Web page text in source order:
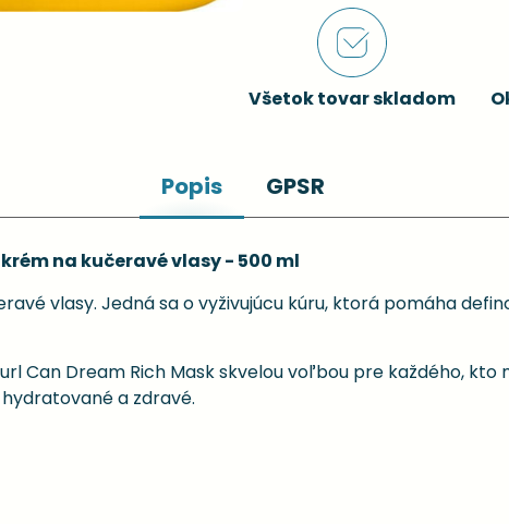
Všetok tovar skladom
Popis GPSR
na kučeravé vlasy - 500 ml
vlasy. Jedná sa o vyživujúcu kúru, ktorá pomáha
Can Dream Rich Mask skvelou voľbou pre každého,
a zdravé.